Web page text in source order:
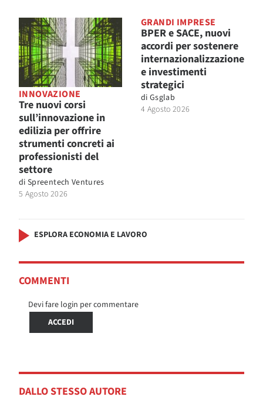
INNOVAZIONE
Tre nuovi corsi
sull’innovazione in
edilizia per offrire
strumenti concreti ai
professionisti del
settore
di Spreentech Ventures
5 Agosto 2026
GRANDI IMPRESE
BPER e SACE, nuovi
accordi per sostenere
internazionalizzazione
e investimenti
strategici
di Gsglab
4 Agosto 2026
ESPLORA ECONOMIA E LAVORO
COMMENTI
Devi fare login per commentare
ACCEDI
DALLO STESSO AUTORE